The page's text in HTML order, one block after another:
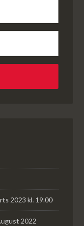
2023 kl. 19.00
2022